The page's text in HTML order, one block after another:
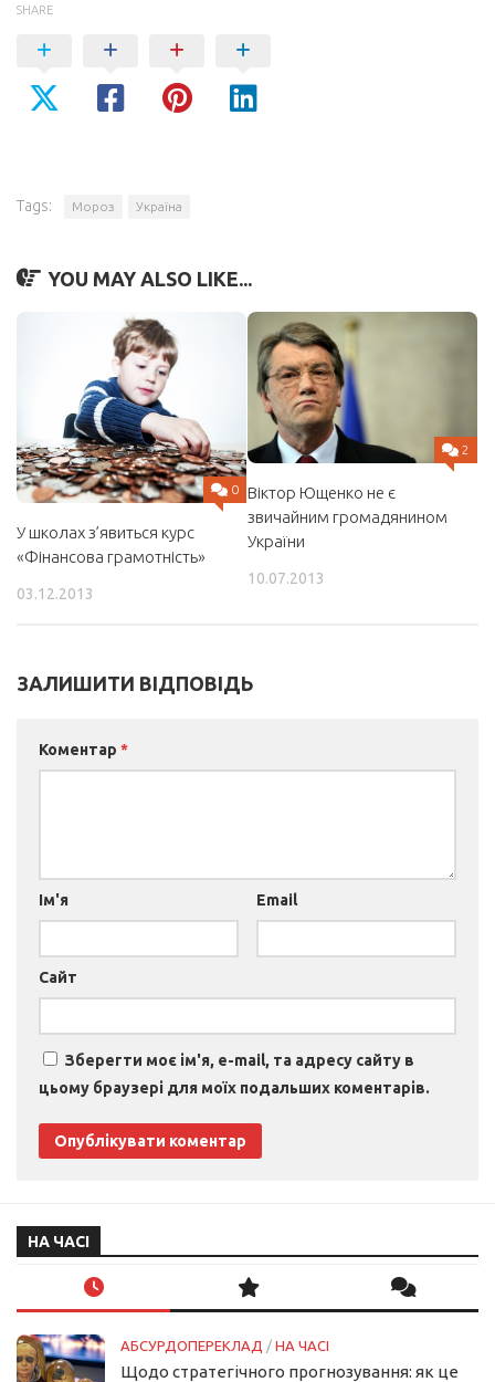
SHARE
Tags: Мороз Україна
YOU MAY ALSO LIKE...
0
У школах з’явиться курс
«Фінансова грамотність»
03.12.2013
2
Віктор Ющенко не є
звичайним громадянином
України
10.07.2013
ЗАЛИШИТИ ВІДПОВІДЬ
Коментар *
Ім'я Email
Сайт
Зберегти моє ім'я, e-mail, та адресу сайту в
цьому браузері для моїх подальших коментарів.
НА ЧАСІ
АБСУРДОПЕРЕКЛАД / НА ЧАСІ
Щодо стратегічного прогнозування: як це